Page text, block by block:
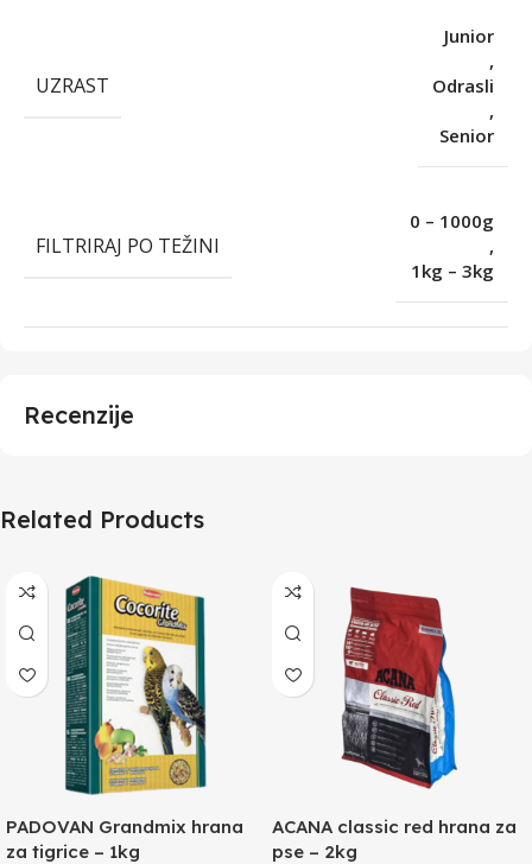
UZRAST
Junior
,
Odrasli
,
Senior
FILTRIRAJ PO TEŽINI
0 – 1000g
,
1kg – 3kg
Recenzije
Related Products
PADOVAN Grandmix hrana
za tigrice – 1kg
ACANA classic red hrana za
pse – 2kg